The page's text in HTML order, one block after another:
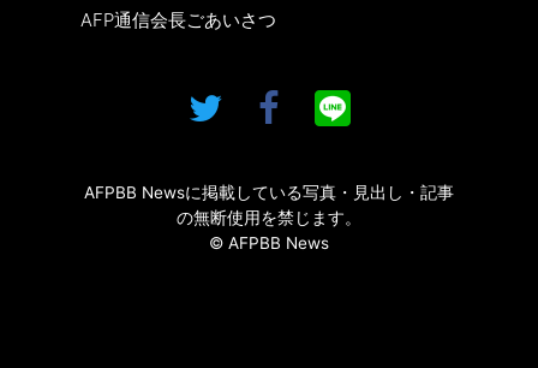
AFP通信会長ごあいさつ
AFPBB Newsに掲載している写真・見出し・記事
の無断使用を禁じます。
© AFPBB News